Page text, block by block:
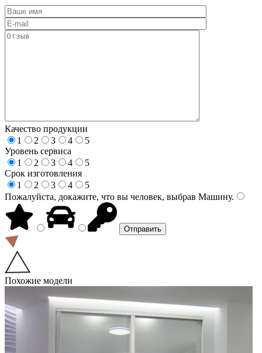
Качество продукции
1
2 3 4
5
Уровень сервиса
1
2 3 4
5
Срок изготовления
1
2 3 4
5
Пожалуйста, докажите, что вы человек, выбрав Машину.
Похожие модели